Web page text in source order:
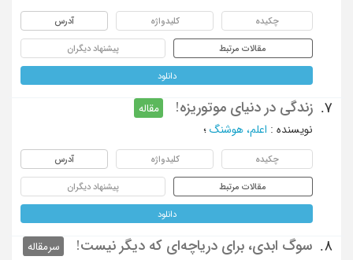
چکیده کلیدواژه آدرس
مقالات مرتبط پیشنهاد دیگران
دانلود
7. زندگی در دنیای موتوریزه!
مقاله
نویسنده : اعلم، هوشنگ ؛
چکیده کلیدواژه آدرس
مقالات مرتبط پیشنهاد دیگران
دانلود
8. سوگ ابدی، برای دریاچه‌ای که دیگر نیست!
سرمقاله